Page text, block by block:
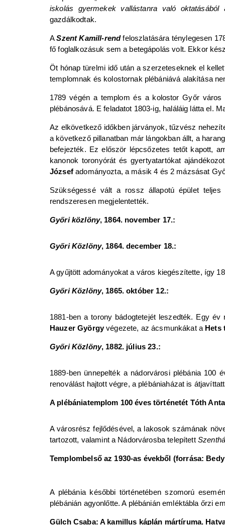
iskolás gyermekek vallástanra való oktatásából
gazdálkodtak.
ASzent Kamill-rendfeloszlatására ténylegesen
fő foglalkozásuk sem a betegápolás volt. Ekkor
Öt hónap türelmi idő után a szerzeteseknek el
templomnak és kolostornak plébániává alakítása
1789 végén a templom és a kolostor Győr
plébánosává. E feladatot 1803-ig, haláláig látta el.
Az elkövetkező időkben járványok, tűzvész
a következő pillanatban már lángokban állt, a
befejezték. Ez először lépcsőzetes tetőt kapott,
kanonok toronyórát és gyertyatartókat
Józsefadományozta, a másik 4 és 2 mázsásat
Szükségessé vált a rossz állapotú épület
rendszeresen megjelentették.
Győri közlöny, 1864. november 17.:
Győri Közlöny, 1864. december 18.:
A gyűjtött adományokat a város kiegészítette, így
Győri Közlöny, 1865. október 12.:
1881-ben a torony bádogtetejét leszedték. Egy
Hauzer Györgyvégezete, az ácsmunkákat a Hets
Győri Közlöny, 1882. július 23.:
1889-ben ünnepelték a nádorvárosi plébánia
renoválást hajtott végre, a plébániaházat is
A plébániatemplom 100 éves történetét Tóth
A városrész fejlődésével, a lakosok számának
tartozott, valamint a Nádorvárosba telepített
Templombelső az 1930-as évekből (forrása:
A plébánia későbbi történetében szomorú
plébánián agyonlőtte. A plébánián emléktábla őrzi
Gülch Csaba: A kamillus káplán mártíruma.